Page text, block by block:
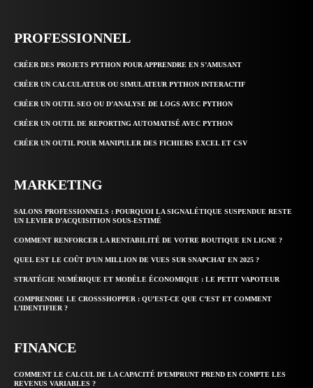
PROFESSIONNEL
CRÉER DES PROJETS PYTHON POUR APPRENDRE EN S’AMUSANT
CRÉER UN CALCULATEUR OU SIMULATEUR PYTHON INTERACTIF
CRÉER UN OUTIL SEO OU D’ANALYSE DE LOGS AVEC PYTHON
CRÉER UN OUTIL DE REPORTING AUTOMATISÉ AVEC PYTHON
CRÉER UN OUTIL POUR MANIPULER DES FICHIERS EXCEL ET CSV
MARKETING
SALONS PROFESSIONNELS : POURQUOI LA SIGNALÉTIQUE SUSPENDUE RESTE
UN LEVIER D’ACQUISITION SOUS-ESTIMÉ
COMMENT RENFORCER LA RENTABILITÉ DE VOTRE BOUTIQUE EN LIGNE ?
QUEL EST LE COÛT D’UN MILLION DE VUES SUR SNAPCHAT EN 2025 ?
STRATÉGIE NUMÉRIQUE ET MODÈLE ÉCONOMIQUE : LE PETIT VAPOTEUR
COMPRENDRE LE CROSSSHOPPER : QU’EST-CE QUE C’EST ET COMMENT
L’IDENTIFIER ?
FINANCE
COMMENT LE CALCUL DE LA CAPACITÉ D’EMPRUNT PREND EN COMPTE LES
REVENUS VARIABLES ?